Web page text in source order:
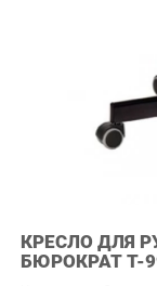
фиксацией в